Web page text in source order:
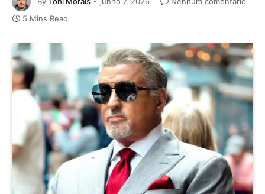
5 Mins Read